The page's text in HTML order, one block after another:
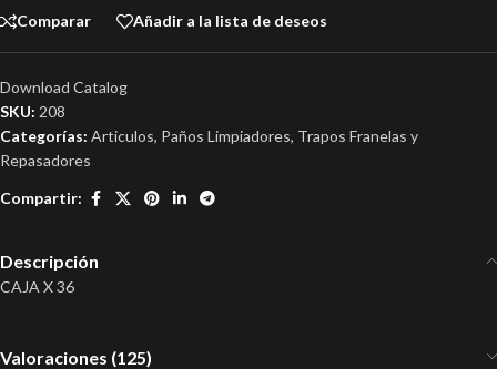
Comparar Añadir a la lista de deseos
Download Catalog
SKU: 208
Categorías: Articulos, Paños Limpiadores, Trapos Franelas y
Repasadores
Compartir:
Descripción
CAJA X 36
Valoraciones (125)